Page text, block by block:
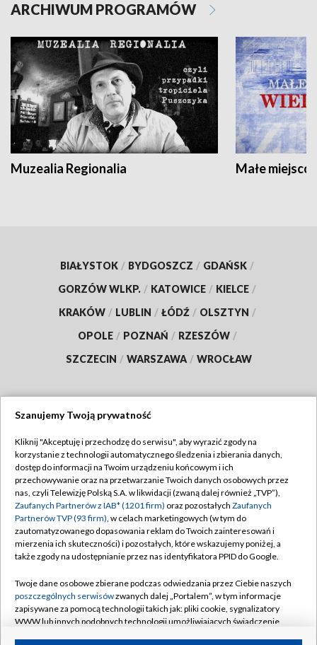
ARCHIWUM PROGRAMÓW
Muzealia Regionalia Małe
BIAŁYSTOK / BYDGOSZCZ / GDAŃSK /
GORZÓW WLKP. / KATOWICE / KIELCE /
KRAKÓW / LUBLIN / ŁÓDŹ / OLSZTYN /
OPOLE / POZNAŃ / RZESZÓW /
SZCZECIN / WARSZAWA / WROCŁAW
TVP
Abonament TVP
Emisja w TVP
Centrum informacji TVP
Naziemna Telewizja Cyfrowa
Rada Programowa
System NOS
Informacje o nadawcy
Regulamin TVP
Polityka prywatności
Moje zgody
Pomoc
Kontakt
Kanały
Szanujemy Twoją prywatność
Kliknij "Akceptuję i przechodzę do serwisu", aby wyrazić zgody na
korzystanie z technologii automatycznego śledzenia i zbierania danych,
dostęp do informacji na Twoim urządzeniu końcowym i ich
przechowywanie oraz na przetwarzanie Twoich danych osobowych przez
nas, czyli Telewizję Polską S.A. w likwidacji (zwaną dalej również „TVP”),
Zaufanych Partnerów z IAB* (1201 firm) oraz pozostałych Zaufanych
Partnerów TVP (93 firm), w celach marketingowych (w tym do
zautomatyzowanego dopasowania reklam do Twoich zainteresowań i
mierzenia ich skuteczności) i pozostałych, które wskazujemy poniżej, a
także zgody na udostępnianie przez nas identyfikatora PPID do Google.
Twoje dane osobowe zbierane podczas odwiedzania przez Ciebie naszych
poszczególnych serwisówzwanych dalej „Portalem”, w tym informacje
zapisywane za pomocą technologii takich jak: pliki cookie, sygnalizatory
WWW lub innych podobnych technologii umożliwiających świadczenie